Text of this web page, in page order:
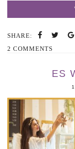
SHARE:
2 COMMENTS
ES